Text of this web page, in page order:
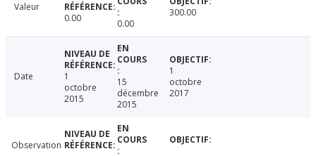
Valeur
0.00
0.00
300.00
Date
1
octobre
2015
15
décembre
2015
1
octobre
2017
Observation